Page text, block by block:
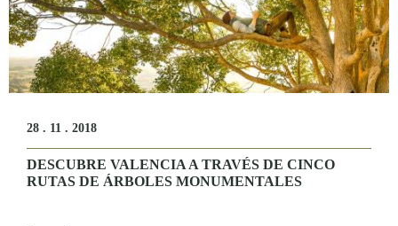
28 . 11 . 2018
DESCUBRE VALENCIA A TRAVÉS DE CINCO
RUTAS DE ÁRBOLES MONUMENTALES